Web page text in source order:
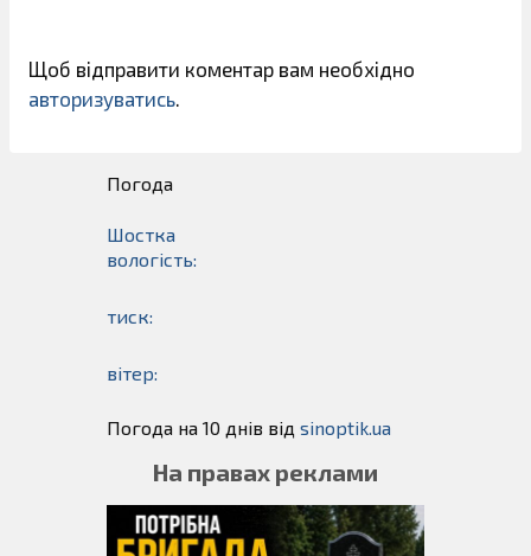
Щоб відправити коментар вам необхідно
авторизуватись.
Погода
Шостка
вологість:
тиск:
вітер:
Погода на 10 днів від sinoptik.ua
На правах реклами